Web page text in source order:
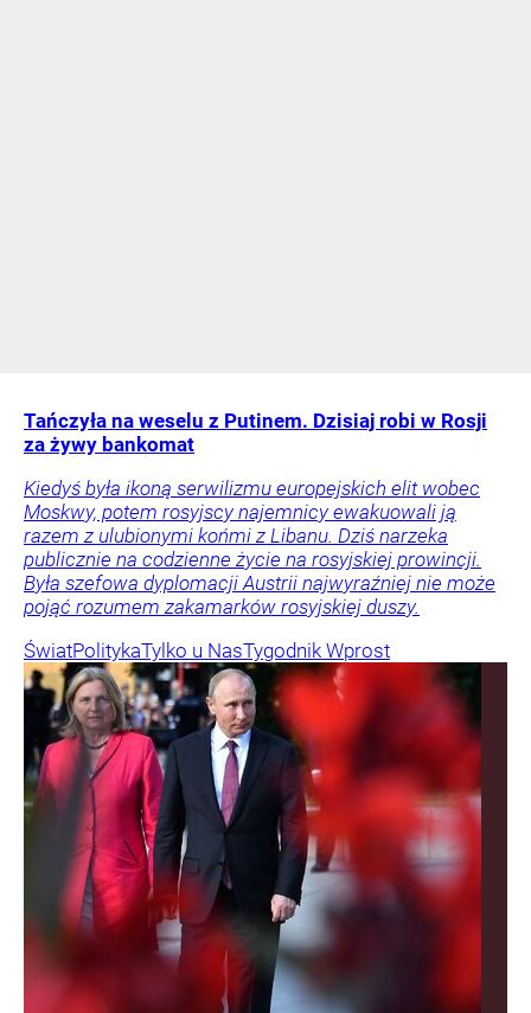
Tańczyła na weselu z Putinem. Dzisiaj robi w Rosji
za żywy bankomat
Kiedyś była ikoną serwilizmu europejskich elit wobec
Moskwy, potem rosyjscy najemnicy ewakuowali ją
razem z ulubionymi końmi z Libanu. Dziś narzeka
publicznie na codzienne życie na rosyjskiej prowincji.
Była szefowa dyplomacji Austrii najwyraźniej nie może
pojąć rozumem zakamarków rosyjskiej duszy.
ŚwiatPolitykaTylko u NasTygodnik Wprost